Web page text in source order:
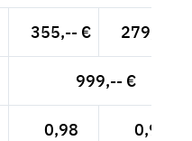
355,-- € 279,-- €
999,-- €
0,98 0,93